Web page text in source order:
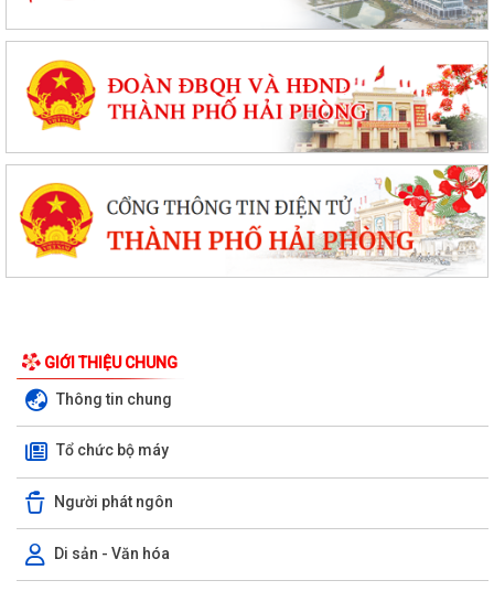
GIỚI THIỆU CHUNG
Thông tin chung
Tổ chức bộ máy
Người phát ngôn
Di sản - Văn hóa